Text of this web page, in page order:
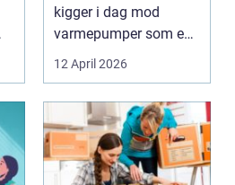
kigger i dag mod
varmepumper som en
vej til lavere
varmeregnin...
12 April 2026